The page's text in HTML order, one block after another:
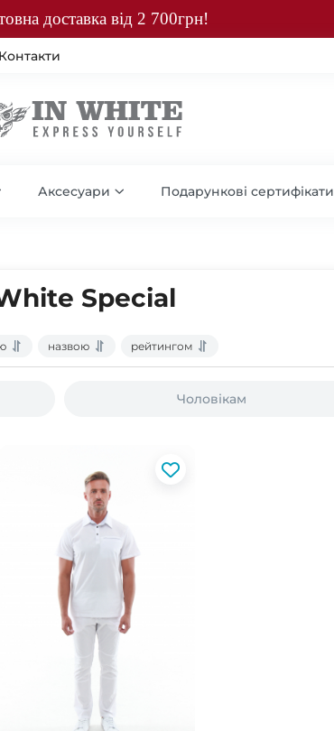
доставка від 2 700грн!
Контакти
Аксесуари Подарункові сертифікати
Special
назвою рейтингом
Чоловікам